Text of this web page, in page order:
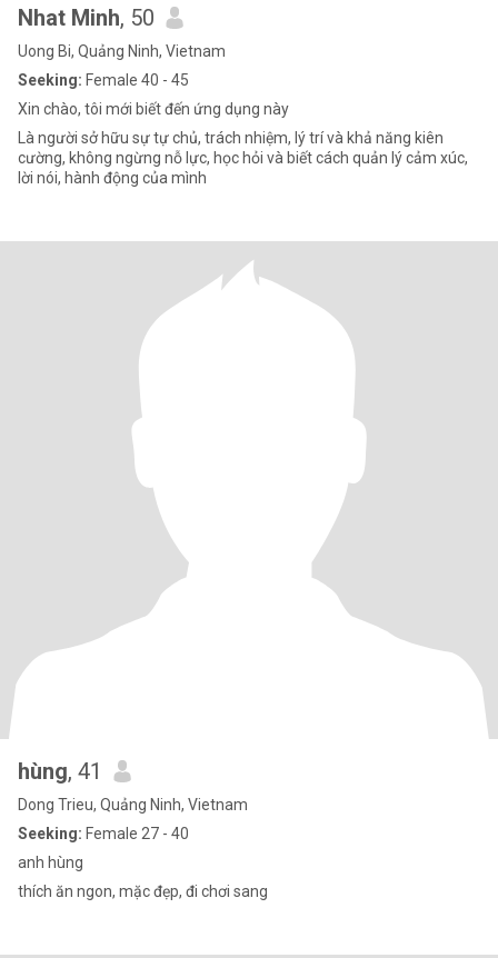
Nhat Minh, 50
Uong Bi, Quảng Ninh, Vietnam
Seeking: Female 40 - 45
Xin chào, tôi mới biết đến ứng dụng này
Là người sở hữu sự tự chủ, trách nhiệm, lý trí và khả năng kiên
cường, không ngừng nỗ lực, học hỏi và biết cách quản lý cảm xúc,
lời nói, hành động của mình
hùng, 41
Dong Trieu, Quảng Ninh, Vietnam
Seeking: Female 27 - 40
anh hùng
thích ăn ngon, mặc đẹp, đi chơi sang